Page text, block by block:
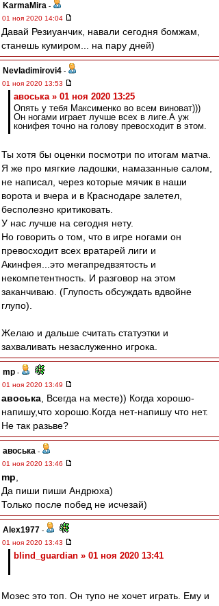
KarmaMira -
01 ноя 2020 14:04
Давай Резиуанчик, навали сегодня бомжам,
станешь кумиром... на пару дней)
Nevladimirovi4 -
01 ноя 2020 13:53
авоська » 01 ноя 2020 13:25
Опять у тебя Максименко во всем виноват)))
Он ногами играет лучше всех в лиге.А уж
конифея точно на голову превосходит в этом.
Ты хотя бы оценки посмотри по итогам матча.
Я же про мягкие ладошки, намазанные салом,
не написал, через которые мячик в наши
ворота и вчера и в Краснодаре залетел,
бесполезно критиковать.
У нас лучше на сегодня нету.
Но говорить о том, что в игре ногами он
превосходит всех вратарей лиги и
Акинфея...это мегапредвзятость и
некомпетентность. И разговор на этом
заканчиваю. (Глупость обсуждать вдвойне
глупо).
Желаю и дальше считать статуэтки и
захваливать незаслуженно игрока.
mp -
01 ноя 2020 13:49
авоська , Всегда на месте)) Когда хорошо-
напишу,что хорошо.Когда нет-напишу что нет.
Не так разьве?
авоська -
01 ноя 2020 13:46
mp
Да пиши пиши Андрюха)
Только после побед не исчезай)
Alex1977 -
01 ноя 2020 13:43
blind_guardian » 01 ноя 2020 13:41
Мозес это топ. Он тупо не хочет играть. Ему и